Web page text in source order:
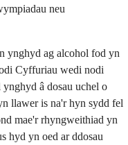
neu
ynghyd ag alcohol fod yn
Cyffuriau wedi nodi
â dosau uchel o
llawer is na'r hyn sydd fel
mae'r rhyngweithiad yn
hyd yn oed ar ddosau